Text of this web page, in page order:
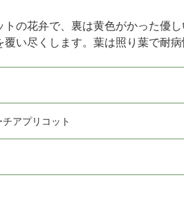
の花弁で、裏は黄色がかった優
い尽くします。葉は照り葉で耐
アプリコット